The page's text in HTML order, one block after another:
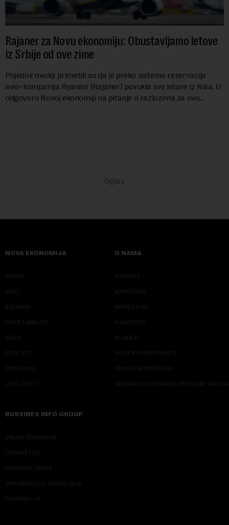
Rajaner za Novu ekonomiju: Obustavljamo letove
iz Srbije od ove zime
Pojedini mediji primetili su da je preko sistema rezervacija
avio-kompanija Ryanair (Rajaner) povukla sve letove iz Niša. U
odgovoru Novoj ekonomiji na pitanje o razlozima za ovo
NOVA EKONOMIJA
SRBIJA
SVET
KOLUMNE
PRIČE I ANALIZE
VIDEO
PODCAST
ODRŽIVOST
LEPŠI ŽIVOT
O NAMA
KONTAKT
MARKETING
IMPRESSUM
NJUZLETER
KLIJENTI
POLITIKA PRIVATNOSTI
PRAVILA KORIŠĆENJA
SMERNICE ZA PRIMENU VEŠTAČKE
BUSSINES INFO GROUP
ONLINE EDUKACIJE
IZDAVAŠTVO
MEDIJSKE OBUKE
ORGANIZACIJA DOGADJAJA
EKONOM I JA